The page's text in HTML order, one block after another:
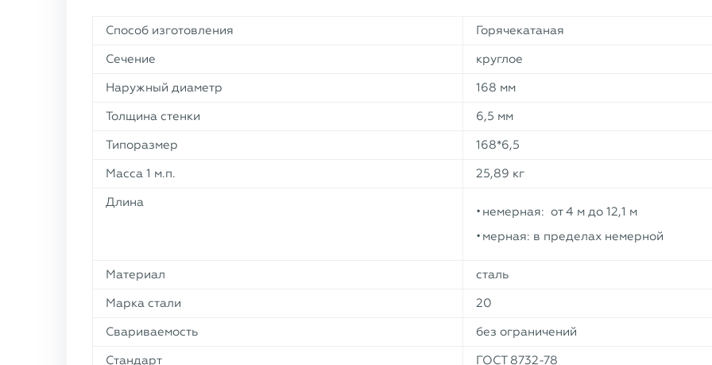
Способ изготовления
Горячекатаная
Сечение
круглое
Наружный диаметр
168 мм
Толщина стенки
6,5 мм
Типоразмер
168*6,5
Масса 1 м.п.
25,89 кг
Длина
немерная: от 4 м до 12,1 м
мерная: в пределах немерной
Материал
сталь
Марка стали
20
Свариваемость
без ограничений
Стандарт
ГОСТ 8732-78